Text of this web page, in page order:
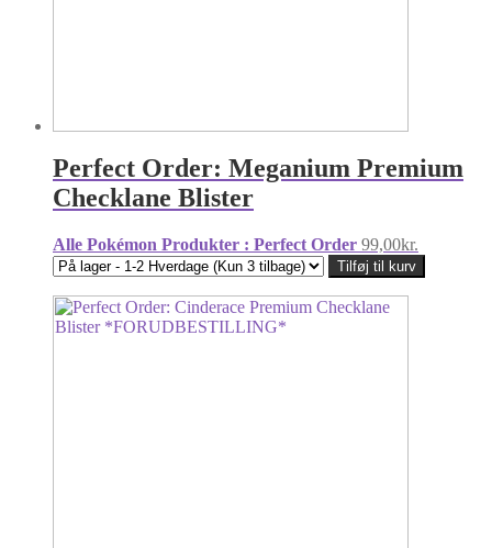
Perfect Order: Meganium Premium
Checklane Blister
Alle Pokémon Produkter : Perfect Order 99,00kr.
Tilføj til kurv